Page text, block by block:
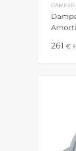
DAMPER
261 €